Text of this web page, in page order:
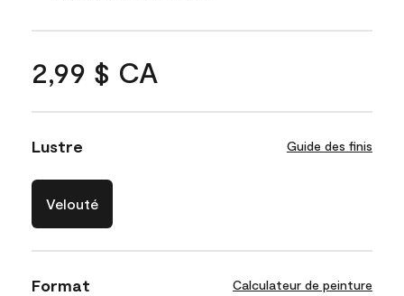
2,99 $ CA
Lustre Guide des finis
Velouté
Format Calculateur de peinture